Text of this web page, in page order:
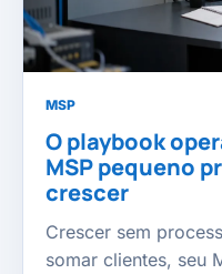
MSP
O playbook
MSP pequeno
crescer
Crescer sem
somar clientes, seu